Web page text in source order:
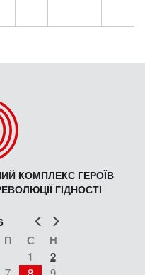
КОМПЛЕКС ГЕРОЇВ
ГІДНОСТІ
Попер
П С Н
1 2